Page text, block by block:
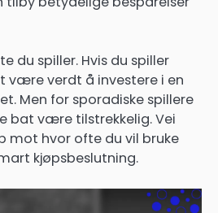
du spiller. Hvis du spiller
være verdt å investere i en
Men for sporadiske spillere
bat være tilstrekkelig. Vei
mot hvor ofte du vil bruke
kjøpsbeslutning.